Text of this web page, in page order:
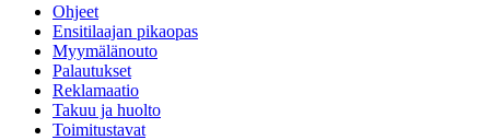
Ohjeet
Ensitilaajan pikaopas
Myymälänouto
Palautukset
Reklamaatio
Takuu ja huolto
Toimitustavat